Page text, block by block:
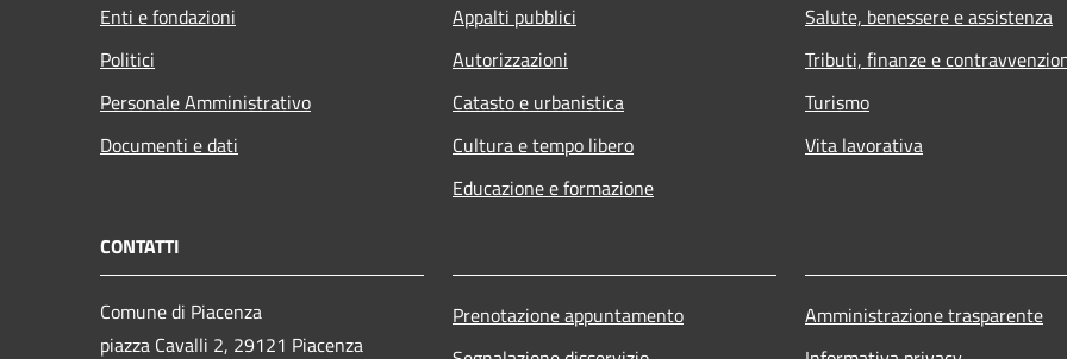
Enti e fondazioni
Politici
Personale Amministrativo
Documenti e dati
Appalti pubblici
Autorizzazioni
Catasto e urbanistica
Cultura e tempo libero
Educazione e formazione
Salute, benessere e assistenza
Tributi, finanze e
Turismo
Vita lavorativa
CONTATTI
Comune di Piacenza
piazza Cavalli 2, 29121 Piacenza
Prenotazione appuntamento
Amministrazione trasparente